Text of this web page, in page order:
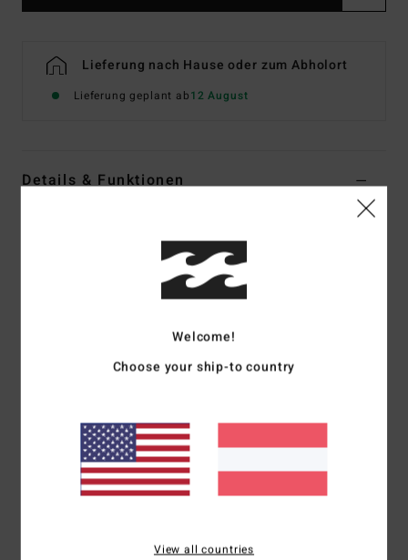
Lieferung nach Hause oder zum Abholort
Lieferung geplant ab12 August
Details & Funktionen
Farbcodekha
Baumwoll-Twill beidseitig [235 g]
Innenseite bedruckt
Zusammensetzung[Hauptstoff] 100 % Baumwolle
Welcome!
Choose your ship-to country
View all countries